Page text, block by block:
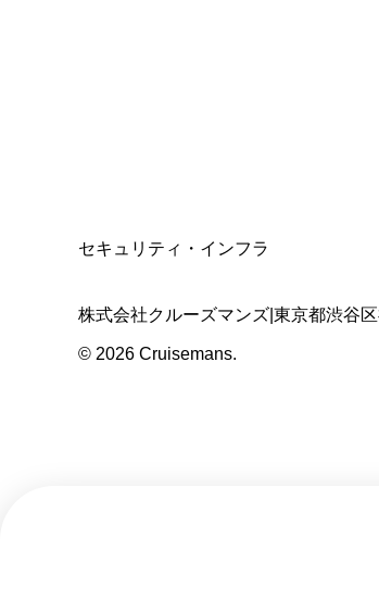
セキュリティ・インフラ
株式会社クルーズマンズ 東京都渋谷
© 2026 Cruisemans.